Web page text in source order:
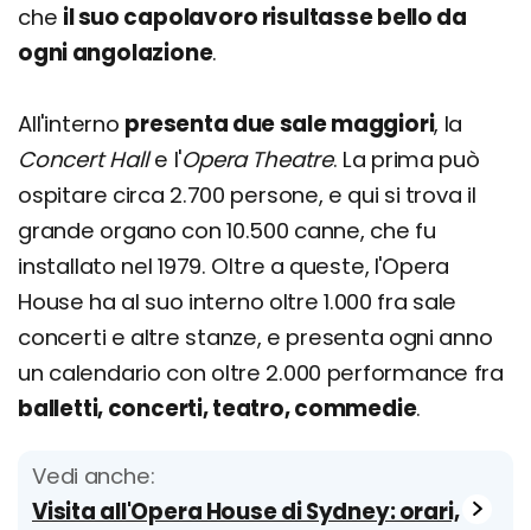
che il suo capolavoro risultasse bello da
ogni angolazione.
All'interno presenta due sale maggiori, la
Concert Halle l'Opera Theatre. La prima può
ospitare circa 2.700 persone, e qui si trova il
grande organo con 10.500 canne, che fu
installato nel 1979. Oltre a queste, l'Opera
House ha al suo interno oltre 1.000 fra sale
concerti e altre stanze, e presenta ogni anno
un calendario con oltre 2.000 performance fra
balletti, concerti, teatro, commedie.
Vedi anche:
Visita all'Opera House di Sydney: orari,